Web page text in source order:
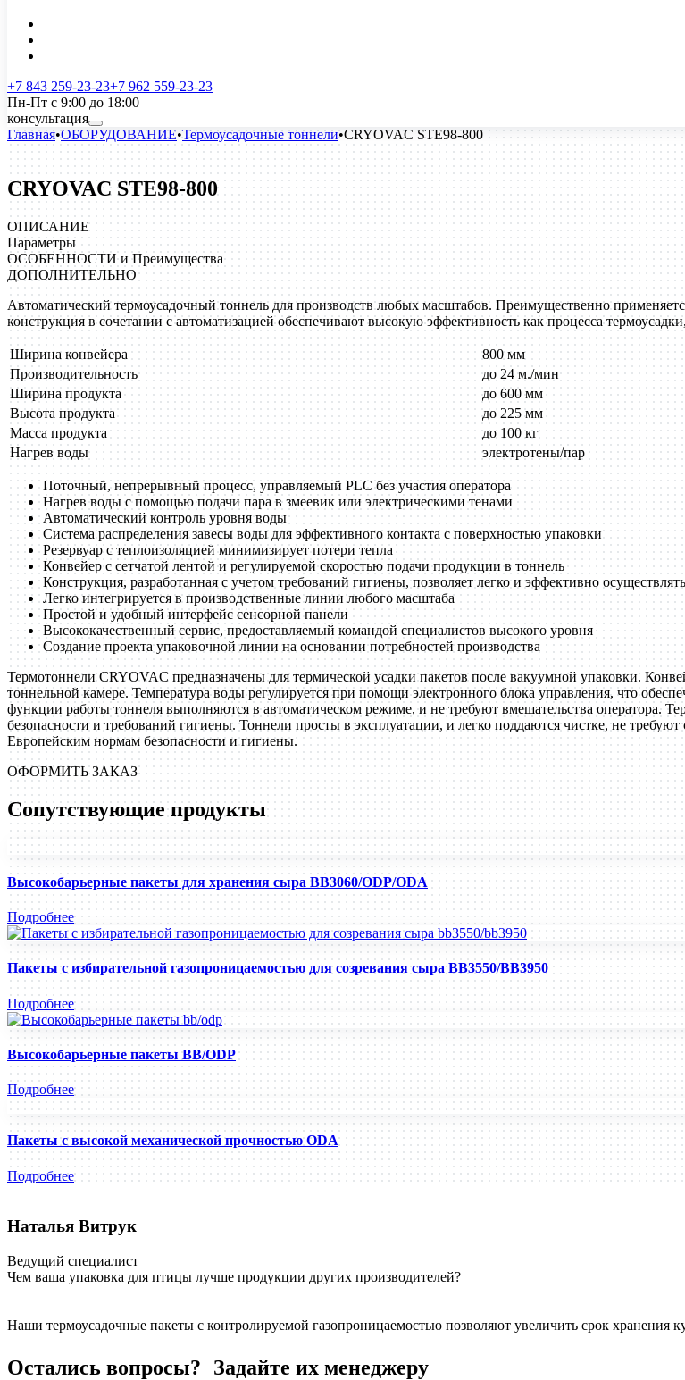
+7 843 259-23-23+7 962 559-23-23
Пн-Пт с 9:00 до 18:00
консультация
Главная•ОБОРУДОВАНИЕ•Термоусадочные тоннели•CRYOVAC STE98-800
CRYOVAC STE98-800
ОПИСАНИЕ
Параметры
ОСОБЕННОСТИ и Преимущества
ДОПОЛНИТЕЛЬНО
Автоматический термоусадочный тоннель для производств любых масштабов. Преимущественно
конструкция в сочетании с автоматизацией обеспечивают высокую эффективность как процесса
Ширина конвейера
800 мм
Производительность
до 24 м./мин
Ширина продукта
до 600 мм
Высота продукта
до 225 мм
Масса продукта
до 100 кг
Нагрев воды
электротены/пар
Поточный, непрерывный процесс, управляемый PLC без участия оператора
Нагрев воды с помощью подачи пара в змеевик или электрическими тенами
Автоматический контроль уровня воды
Система распределения завесы воды для эффективного контакта с поверхностью упаковки
Резервуар с теплоизоляцией минимизирует потери тепла
Конвейер с сетчатой лентой и регулируемой скоростью подачи продукции в тоннель
Конструкция, разработанная с учетом требований гигиены, позволяет легко и эффективно
Легко интегрируется в производственные линии любого масштаба
Простой и удобный интерфейс сенсорной панели
Высококачественный сервис, предоставляемый командой специалистов высокого уровня
Создание проекта упаковочной линии на основании потребностей производства
Термотоннели CRYOVAC предназначены для термической усадки пакетов после вакуумной упаковки.
тоннельной камере. Температура воды регулируется при помощи электронного блока управления, что
функции работы тоннеля выполняются в автоматическом режиме, и не требуют вмешательства оператора.
безопасности и требований гигиены. Тоннели просты в эксплуатации, и легко поддаются чистке, не
Европейским нормам безопасности и гигиены.
ОФОРМИТЬ ЗАКАЗ
Сопутствующие продукты
Высокобарьерные пакеты для хранения сыра BB3060/ODP/ODA
Подробнее
Пакеты с избирательной газопроницаемостью для созревания сыра BB3550/BB3950
Подробнее
Высокобарьерные пакеты BB/ODP
Подробнее
Пакеты с высокой механической прочностью ODA
Подробнее
Наталья Витрук
Ведущий специалист
Чем ваша упаковка для птицы лучше продукции других производителей?
Наши термоусадочные пакеты с контролируемой газопроницаемостью позволяют увеличить срок хранения
Остались вопросы? Задайте их менеджеру